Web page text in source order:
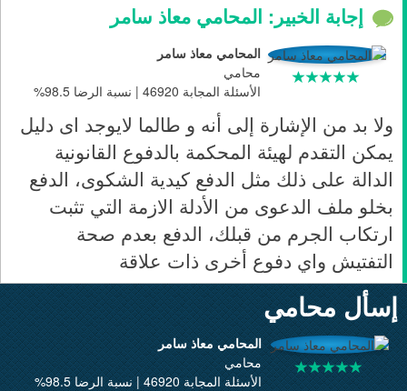
إجابة الخبير: المحامي معاذ سامر
المحامي معاذ سامر
محامي
الأسئلة المجابة 46920 | نسبة الرضا 98.5%
ولا بد من الإشارة إلى أنه و طالما لايوجد اى دليل
يمكن التقدم لهيئة المحكمة بالدفوع القانونية
الدالة على ذلك مثل الدفع كيدية الشكوى، الدفع
بخلو ملف الدعوى من الأدلة الازمة التي تثبت
ارتكاب الجرم من قبلك، الدفع بعدم صحة
التفتيش واي دفوع أخرى ذات علاقة
إسأل محامي
المحامي معاذ سامر
محامي
الأسئلة المجابة 46920 | نسبة الرضا 98.5%